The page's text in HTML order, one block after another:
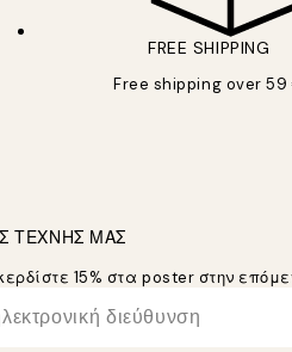
FREE SHIPPING
Free shipping over 59
ΤΕΧΝΗΣ ΜΑΣ
15% στα poster στην